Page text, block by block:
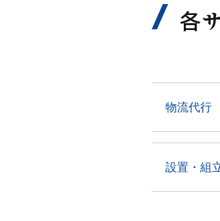
各
物流代行
設置・組